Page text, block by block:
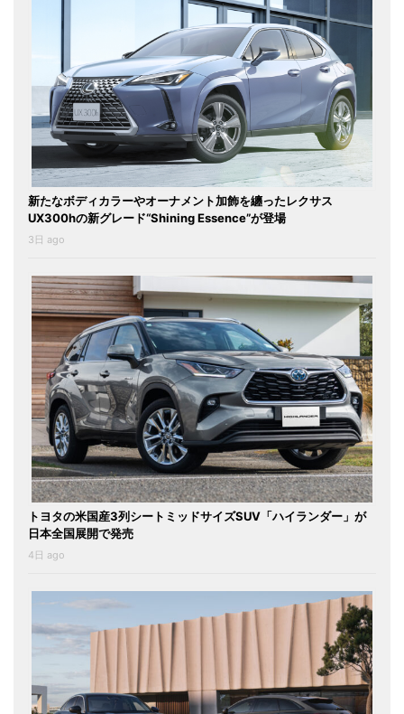
新たなボディカラーやオーナメント加飾を纏ったレクサス
UX300hの新グレード“Shining Essence”が登場
3日 ago
トヨタの米国産3列シートミッドサイズSUV「ハイランダー」が
日本全国展開で発売
4日 ago